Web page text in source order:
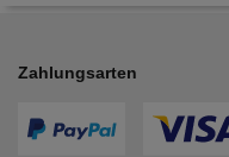
Zahlungsarten